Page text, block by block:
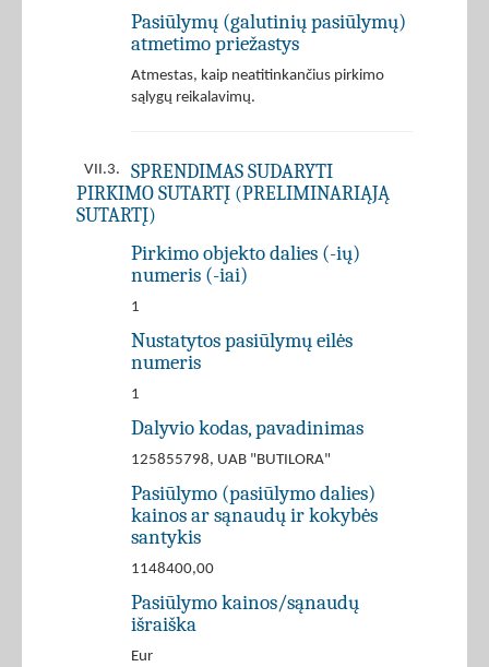
Pasiūlymų (galutinių pasiūlymų)
atmetimo priežastys
Atmestas, kaip neatitinkančius pirkimo
sąlygų reikalavimų.
VII.3.
SPRENDIMAS SUDARYTI
PIRKIMO SUTARTĮ (PRELIMINARIĄJĄ
SUTARTĮ)
Pirkimo objekto dalies (-ių)
numeris (-iai)
1
Nustatytos pasiūlymų eilės
numeris
1
Dalyvio kodas, pavadinimas
125855798, UAB "BUTILORA"
Pasiūlymo (pasiūlymo dalies)
kainos ar sąnaudų ir kokybės
santykis
1148400,00
Pasiūlymo kainos/sąnaudų
išraiška
Eur